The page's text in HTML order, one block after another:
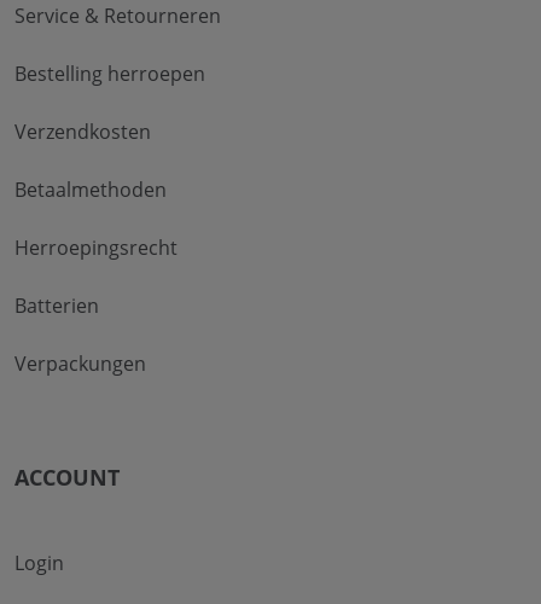
Service & Retourneren
Bestelling herroepen
Verzendkosten
Betaalmethoden
Herroepingsrecht
Batterien
Verpackungen
ACCOUNT
Login